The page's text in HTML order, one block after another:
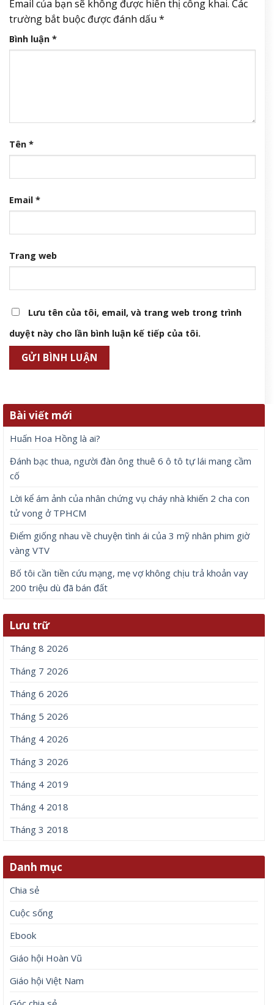
Email của bạn sẽ không được hiển thị công khai. Các
trường bắt buộc được đánh dấu *
Bình luận *
Tên *
Email *
Trang web
Lưu tên của tôi, email, và trang web trong trình
duyệt này cho lần bình luận kế tiếp của tôi.
Bài viết mới
Huấn Hoa Hồng là ai?
Đánh bạc thua, người đàn ông thuê 6 ô tô tự lái mang cầm
cố
Lời kể ám ảnh của nhân chứng vụ cháy nhà khiến 2 cha con
tử vong ở TPHCM
Điểm giống nhau về chuyện tình ái của 3 mỹ nhân phim giờ
vàng VTV
Bố tôi cần tiền cứu mạng, mẹ vợ không chịu trả khoản vay
200 triệu dù đã bán đất
Lưu trữ
Tháng 8 2026
Tháng 7 2026
Tháng 6 2026
Tháng 5 2026
Tháng 4 2026
Tháng 3 2026
Tháng 4 2019
Tháng 4 2018
Tháng 3 2018
Danh mục
Chia sẻ
Cuộc sống
Ebook
Giáo hội Hoàn Vũ
Giáo hội Việt Nam